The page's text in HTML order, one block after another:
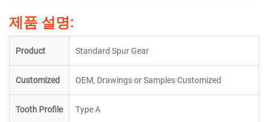
제품 설명:
Product Standard Spur Gear
Customized OEM, Drawings or Samples Customized
Tooth Profile Type A